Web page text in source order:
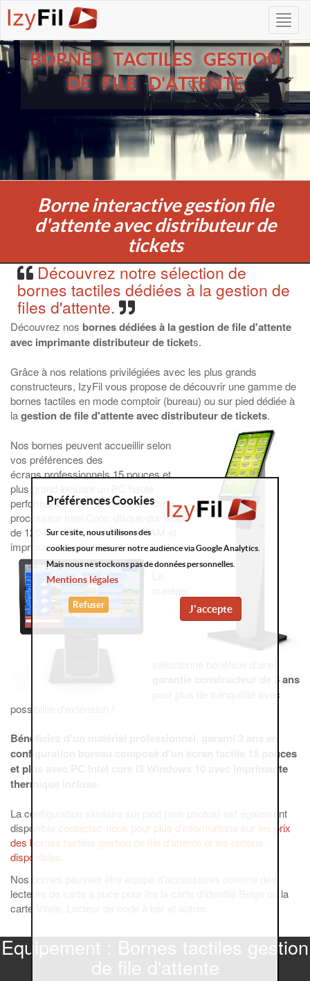
BORNES TACTILES GESTION
DE FILE D'ATTENTE
Borne interactive gestion file
d'attente avec distributeur de
tickets
Découvrez notre sélection de
bornes tactiles dédiées à la gestion de
files d'attente.
Découvrez nos bornes dédiées à la gestion de file d'attente
avec imprimante distributeur de tickets.
Grâce à nos relations privilégiées avec les plus grands
constructeurs, IzyFil vous propose de découvrir une gamme de
bornes tactiles en mode comptoir (bureau) ou sur pied dédiée à
lagestion de file d'attente avec distributeur de tickets.
Nos bornes peuvent accueillir selon
vos préférences des
écrans professionnels 15 pouces et
plus grand incluant un PC haute
performance doté de Windows, un
processeur Intel Core, disque dur SSD
de 120 Go, 8Go de mémoire RAM et
imprimante thermique.
garantie constructeur de 3 ans
pour plus de tranquillité avec
possibilité d'extension !
Bénéficiez d'un matériel professionnel, garanti 3 ans en
configuration bureau composé d'un écran tactile 15 pouces
et plus avec PC Intel core i3 Windows 10 avec imprimante
thermique incluse.
La configuration similaire sur pied (voir photos) est également
disponible contactez-nous pour plus d'informations sur les prix
des bornes tactiles gestion de file d'attente et les options
disponibles
Nos bornes peuvent être équipé d'accessoires comme des
lecteurs de carte à puce pour lire la carte d'identité Belge ou la
carte Vitale, Lecteur de code à bar et autres
Equipement : Bornes tactiles gestion
de file d'attente
Préférences Cookies
Sur ce site, nous utilisons des
cookies pour mesurer notre audience via Google Analytics.
Mais nous ne stockons pas de données personnelles.
Mentions légales
J'accepte
Refuser